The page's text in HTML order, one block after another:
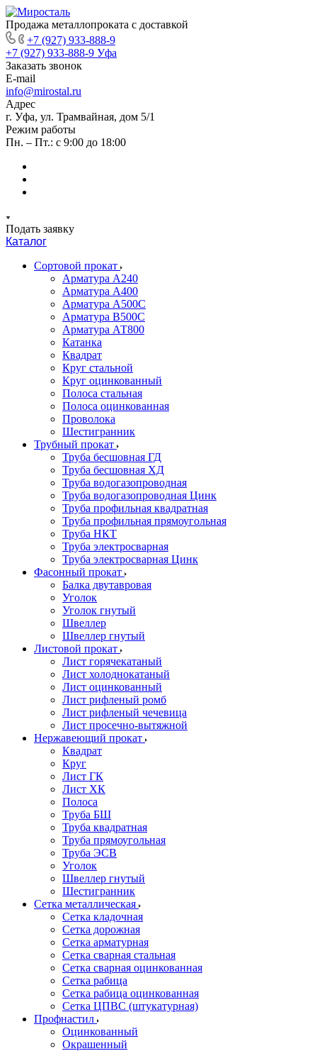
Продажа металлопроката с доставкой
+7 (927) 933-888-9
+7 (927) 933-888-9 Уфа
Заказать звонок
E-mail
info@mirostal.ru
Адрес
г. Уфа, ул. Трамвайная, дом 5/1
Режим работы
Пн. – Пт.: с 9:00 до 18:00
Подать заявку
Каталог
Сортовой прокат
Арматура А240
Арматура А400
Арматура А500C
Арматура В500С
Арматура АТ800
Катанка
Квадрат
Круг стальной
Круг оцинкованный
Полоса стальная
Полоса оцинкованная
Проволока
Шестигранник
Трубный прокат
Труба бесшовная ГД
Труба бесшовная ХД
Труба водогазопроводная
Труба водогазопроводная Цинк
Труба профильная квадратная
Труба профильная прямоугольная
Труба НКТ
Труба электросварная
Труба электросварная Цинк
Фасонный прокат
Балка двутавровая
Уголок
Уголок гнутый
Швеллер
Швеллер гнутый
Листовой прокат
Лист горячекатаный
Лист холоднокатаный
Лист оцинкованный
Лист рифленый ромб
Лист рифленый чечевица
Лист просечно-вытяжной
Нержавеющий прокат
Квадрат
Круг
Лист ГК
Лист ХК
Полоса
Труба БШ
Труба квадратная
Труба прямоугольная
Труба ЭСВ
Уголок
Швеллер гнутый
Шестигранник
Сетка металлическая
Сетка кладочная
Сетка дорожная
Сетка арматурная
Сетка сварная стальная
Сетка сварная оцинкованная
Сетка рабица
Сетка рабица оцинкованная
Сетка ЦПВС (штукатурная)
Профнастил
Оцинкованный
Окрашенный